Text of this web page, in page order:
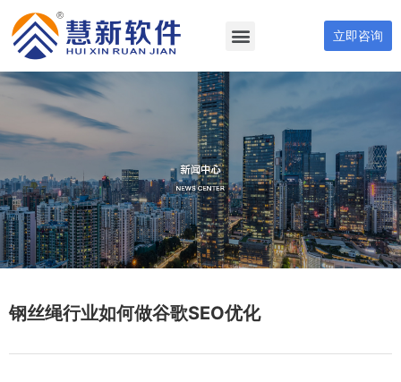
立即咨询
钢丝绳行业如何做谷歌SEO优化